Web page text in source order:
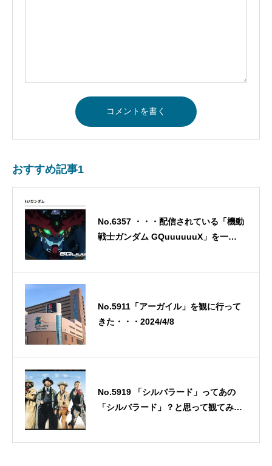
おすすめ記事1
No.6357 ・・・配信されている「機動
戦士ガンダム GQuuuuuuX」を一気
No.5911「アーガイル」を観に行って
きた・・・2024/4/8
No.5919 「シルバラード」ってあの
「シルバラード」？と思って観てみた